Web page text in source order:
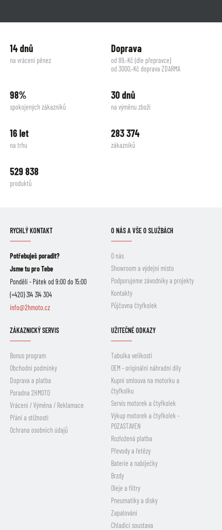
14 dnů
na vrácení pěnez
Doprava
od 89,-Kč (dle přepravce)
od 3000,-Kč doprava ZDARMA
98%
spokojených zákazníků
30 dnů
na výměnu zboží
16 let
na trhu
283 374
zákazníků
529 838
produktů
RYCHLÝ KONTAKT
Potřebuješ poradit?
Jsme tu pro Tebe
Pondělí - Pátek od 9:00 do 15:00
(+420) 314 314 304
info@2hmoto.cz
O NÁS A VŠE O SLUŽBÁCH
O nás
Showroom a výdejní místo
Podporujeme závodníky a projekty
Kontakty
Půjčovna čtyřkolek
ZÁKAZNICKÝ SERVIS
Bonus program
Obchodní podmínky
Doprava a platba
Poradna 2HMOTO
Vrácení / Výměna / Reklamace
Přání a stížnosti
Ochrana osobních údajů
UŽITEČNÉ ODKAZY
Tabulka velikostí
OEM - originální náhradní díly
Kupní smlouva na motorku a
čtyřkolku
Servis motorek a čtyřkolek
Výkup motorek a čtyřkolek -
POZASTAVEN
Rozložená platba
Převody a řetězy
Baterie a nabíječky
Brzdy
Oleje a filtry
Pneumatiky a disky
Zapalování
Chladicí soustava